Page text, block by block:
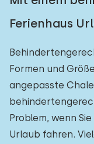
Ferienhaus
Formen und
angepasste
Problem, wenn
Urlaub fahren.